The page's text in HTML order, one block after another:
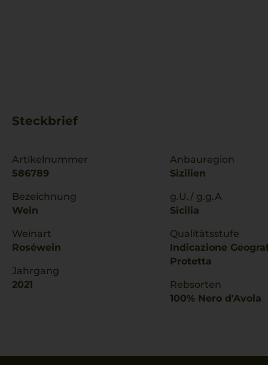
Steckbrief
Artikelnummer
586789
Bezeichnung
Wein
Weinart
Roséwein
Jahrgang
2021
Anbauregion
Sizilien
g.U./ g.g.A
Sicilia
Qualitätsstufe
Indicazione
Protetta
Rebsorten
100% Nero d'Avola